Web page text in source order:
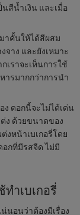
สีน้ำเงิน และเมื่อ
าคั้นให้ได้สีผสม
าง และยังเหมาะ
เราจะเห็นการใช้
ารมากกว่าการนำ
ง ดอกนี้จะไม่ได้เด่น
ง ด้วยขนาดของ
งหน้าเบเกอรี่โดย
อกที่มีรสจืด ไม่มี
ำเบเกอรี่
นอนว่าต้องมีเรื่อง